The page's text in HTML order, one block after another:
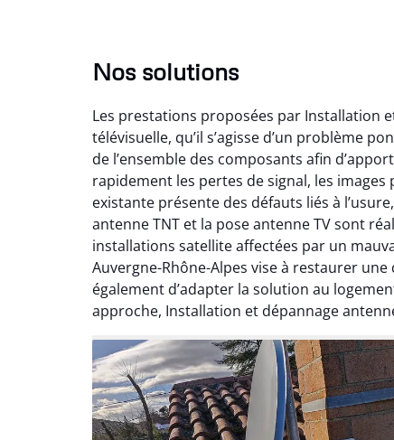
Nos solutions
Les prestations proposées par Installation
télévisuelle, qu’il s’agisse d’un problème
de l’ensemble des composants afin
rapidement les pertes de signal, les
existante présente des défauts liés à
antenne TNT et la pose antenne TV sont
installations satellite affectées par un
Auvergne-Rhône-Alpes vise à restaurer
également d’adapter la solution au
approche, Installation et dépannage